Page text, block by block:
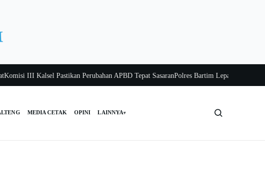
III Kalsel Pastikan Perubahan APBD Tepat SasaranPolres Bartim Lepas Bakti Sosial
MEDIA CETAK OPINI LAINNYA▾